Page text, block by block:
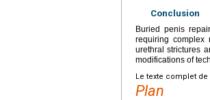
Conclusion
Buried penis
requiring complex
urethral strictures
modifications of
Le texte complet
Plan